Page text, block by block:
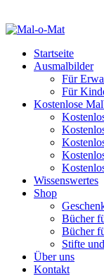
Startseite
Ausmalbilder
Für
Für
Kostenlose
Wissenswertes
Shop
Bücher
Bücher
Stifte
Über uns
Kontakt